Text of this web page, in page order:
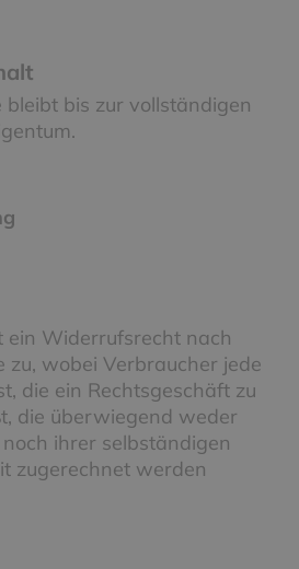
bleibt bis zur vollständigen
ein Widerrufsrecht nach
zu, wobei Verbraucher jede
die ein Rechtsgeschäft zu
die überwiegend weder
ihrer selbständigen
zugerechnet werden